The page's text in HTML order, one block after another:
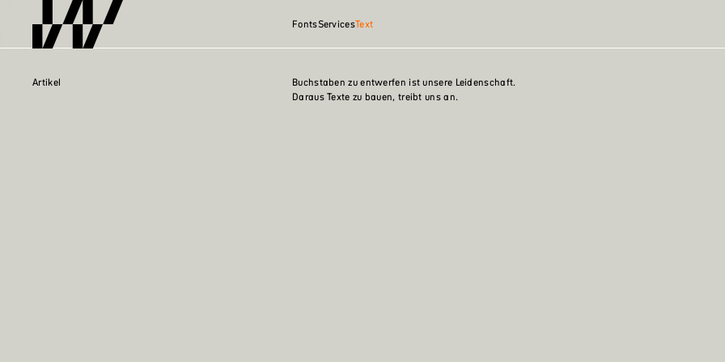
FontsServicesText
Artikel
Buchstaben zu entwerfen ist unsere Leidenschaft.
Daraus Texte zu bauen, treibt uns an.